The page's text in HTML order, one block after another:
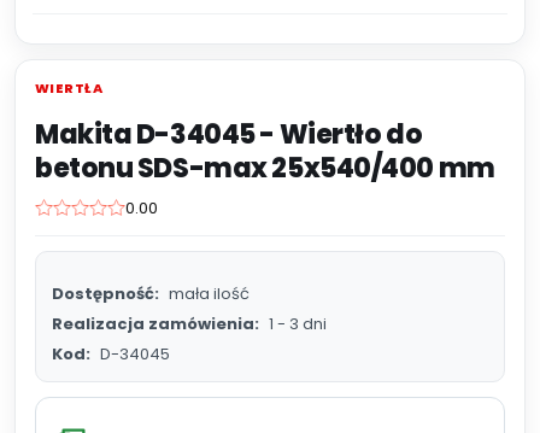
WIERTŁA
Makita D-34045 - Wiertło do
betonu SDS-max 25x540/400 mm
0.00
Dostępność: mała ilość
Realizacja zamówienia: 1 - 3 dni
Kod: D-34045